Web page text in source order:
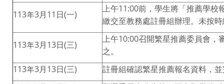
113年3月11日(一)
上午11:00前，學生將「推薦學校
繳交至教務處註冊組辦理。未按
113年3月13日(三)
上午10:00召開繁星推薦委員會，
之。
113年3月13日(三)
註冊組確認繁星推薦報名資料，